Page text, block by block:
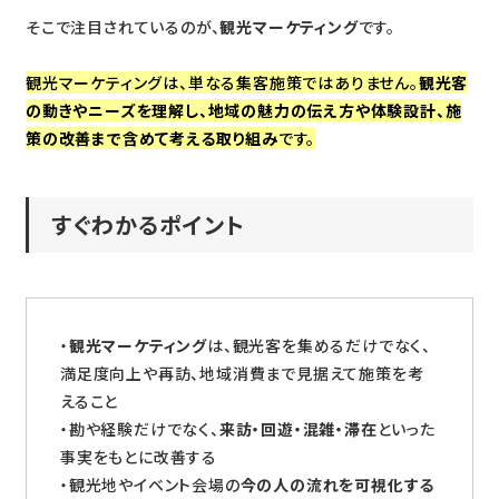
そこで注目されているのが、観光マーケティングです。
観光マーケティングは、単なる集客施策ではありません。観光客
の動きやニーズを理解し、地域の魅力の伝え方や体験設計、施
策の改善まで含めて考える取り組みです。
すぐわかるポイント
・観光マーケティングは、観光客を集めるだけでなく、
満足度向上や再訪、地域消費まで見据えて施策を考
えること
・勘や経験だけでなく、来訪・回遊・混雑・滞在といった
事実をもとに改善する
・観光地やイベント会場の今の人の流れを可視化する